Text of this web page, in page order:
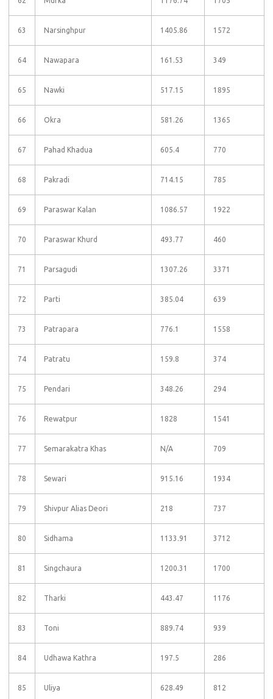
63 Narsinghpur 1405.86 1572
64 Nawapara 161.53 349
65 Nawki 517.15 1895
66 Okra 581.26 1365
67 Pahad Khadua 605.4 770
68 Pakradi 714.15 785
69 Paraswar Kalan 1086.57 1922
70 Paraswar Khurd 493.77 460
71 Parsagudi 1307.26 3371
72 Parti 385.04 639
73 Patrapara 776.1 1558
74 Patratu 159.8 374
75 Pendari 348.26 294
76 Rewatpur 1828 1541
77 Semarakatra Khas N/A 709
78 Sewari 915.16 1934
79 Shivpur Alias Deori 218 737
80 Sidhama 1133.91 3712
81 Singchaura 1200.31 1700
82 Tharki 443.47 1176
83 Toni 889.74 939
84 Udhawa Kathra 197.5 286
85 Uliya 628.49 812